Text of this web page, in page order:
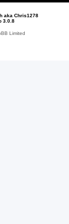
aka Chris1278
3.0.8
Limited